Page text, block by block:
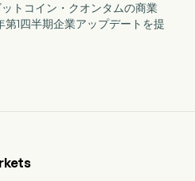
トコイン・クオンタムの商業
1四半期企業アップデートを提